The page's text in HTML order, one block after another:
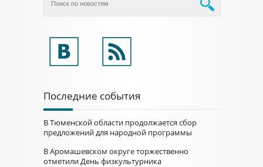
Последние события
В Тюменской области продолжается сбор
предложений для народной программы
В Аромашевском округе торжественно
отметили День физкультурника